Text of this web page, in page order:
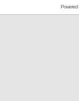
Powered